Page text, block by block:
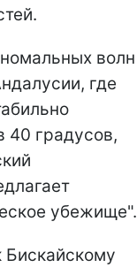
волн
где
40 градусов,
убежище".
Бискайскому